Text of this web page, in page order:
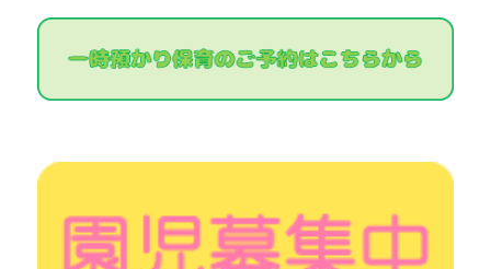
可愛い鬼さん達を用意したのですが、子どもたちの
中で『鬼』には変わりなく…
表情がひきつって、
近づけない子どもたちや、普段はボール遊びが好き
事が出来ない子どもたちも多かったです
その分、お友達がしっかり鬼退治をしてくれました
ン